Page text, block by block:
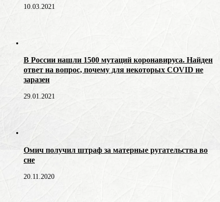
10.03.2021
В России нашли 1500 мутаций коронавируса. Найден
ответ на вопрос, почему для некоторых COVID не
заразен
29.01.2021
Омич получил штраф за матерные ругательства во
сне
20.11.2020